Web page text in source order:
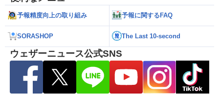
予報精度向上の取り組み 予報に関するFAQ
SORASHOP The Last 10-second
ウェザーニュース公式SNS